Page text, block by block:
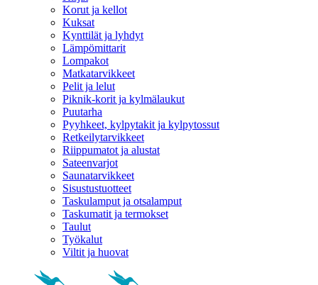
Korut ja kellot
Kuksat
Kynttilät ja lyhdyt
Lämpömittarit
Lompakot
Matkatarvikkeet
Pelit ja lelut
Piknik-korit ja kylmälaukut
Puutarha
Pyyhkeet, kylpytakit ja kylpytossut
Retkeilytarvikkeet
Riippumatot ja alustat
Sateenvarjot
Saunatarvikkeet
Sisustustuotteet
Taskulamput ja otsalamput
Taskumatit ja termokset
Taulut
Työkalut
Viltit ja huovat